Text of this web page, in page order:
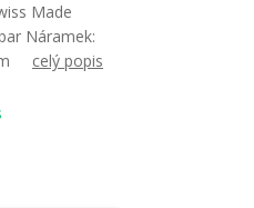
Made
Náramek:
celý popis